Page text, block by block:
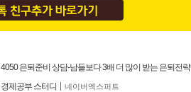
4050 은퇴준비 상담-남들보다 3배 더 많이 받는 은퇴전략
경제공부 스터디 네이버엑스퍼트